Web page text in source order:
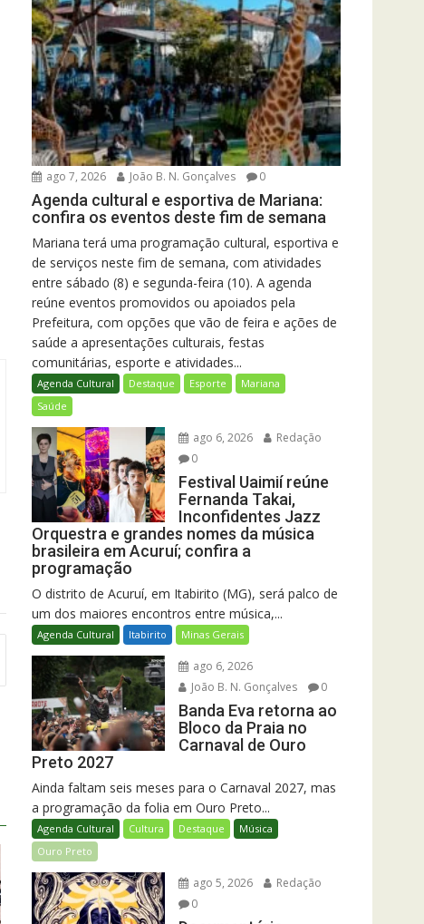
ago 7, 2026 João B. N. Gonçalves 0
Agenda cultural e esportiva de Mariana:
confira os eventos deste fim de semana
Mariana terá uma programação cultural, esportiva e
de serviços neste fim de semana, com atividades
entre sábado (8) e segunda-feira (10). A agenda
reúne eventos promovidos ou apoiados pela
Prefeitura, com opções que vão de feira e ações de
saúde a apresentações culturais, festas
comunitárias, esporte e atividades...
Agenda Cultural Destaque Esporte
Mariana
Saúde
ago 6, 2026
Redação
0
Festival Uaimií reúne
Fernanda Takai,
Inconfidentes Jazz
Orquestra e grandes nomes da música
brasileira em Acuruí; confira a
programação
O distrito de Acuruí, em Itabirito (MG), será palco de
um dos maiores encontros entre música,...
Agenda Cultural Itabirito Minas Gerais
ago 6, 2026
João B. N. Gonçalves
0
Banda Eva retorna ao
Bloco da Praia no
Carnaval de Ouro
Preto 2027
Ainda faltam seis meses para o Carnaval 2027, mas
a programação da folia em Ouro Preto...
Agenda Cultural Cultura Destaque
Música
Ouro Preto
ago 5, 2026
Redação
0